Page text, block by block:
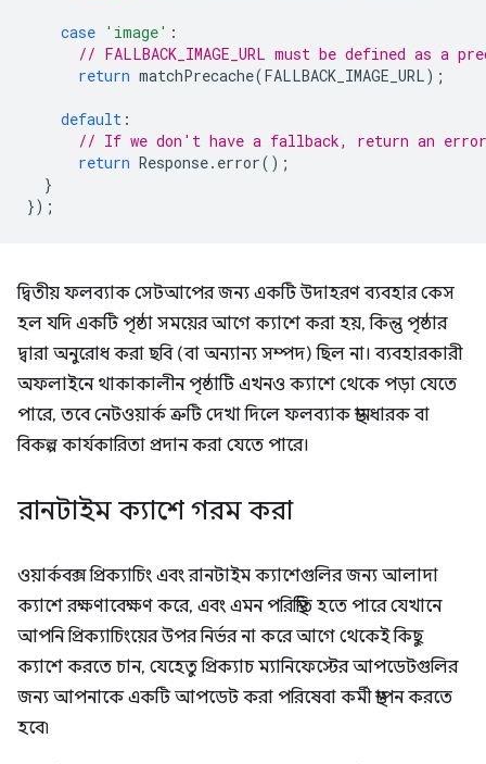
case 'image' :
// FALLBACK_IMAGE_URL must be defined as a
return matchPrecache(FALLBACK_IMAGE_URL);
default :
// If we don't have a fallback, return an error
return Response. error();
}
});
দ্বিতীয় ফলব্যাক সেটআপের জন্য একটি উদাহরণ ব্যবহার কেস
হল যদি একটি পৃষ্ঠা সময়ের আগে ক্যাশে করা হয়, কিন্তু পৃষ্ঠার
দ্বারা অনুরোধ করা ছবি (বা অন্যান্য সম্পদ) ছিল না। ব্যবহারকারী
অফলাইনে থাকাকালীন পৃষ্ঠাটি এখনও ক্যাশে থেকে পড়া যেতে
পারে, তবে নেটওয়ার্ক ত্রুটি দেখা দিলে ফলব্যাক স্থানধারক বা
বিকল্প কার্যকারিতা প্রদান করা যেতে পারে।
রানটাইম ক্যাশে গরম করা
ওয়ার্কবক্স প্রিক্যাচিং এবং রানটাইম ক্যাশেগুলির জন্য আলাদা
ক্যাশে রক্ষণাবেক্ষণ করে, এবং এমন পরিস্থিতি হতে পারে যেখানে
আপনি প্রিক্যাচিংয়ের উপর নির্ভর না করে আগে থেকেই কিছু
ক্যাশে করতে চান, যেহেতু প্রিক্যাচ ম্যানিফেস্টের আপডেটগুলির
জন্য আপনাকে একটি আপডেট করা পরিষেবা কর্মী স্থাপন করতে
হবে৷